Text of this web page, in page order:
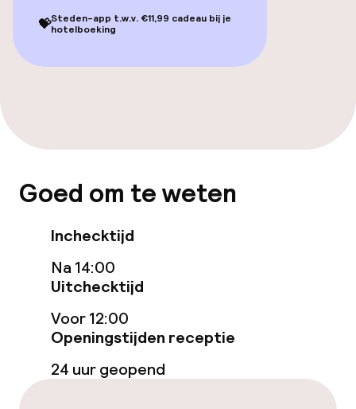
Bar
Eet- en drinkdiensten
Roomservice
Faciliteiten en diensten voor kinderen
Babysitservice
Schoonmaakvoorzieningen
Wasservice
Zakelijke faciliteiten
💝Steden-app t.w.v. €11,99 cadeau bij je
hotelboeking
Goed om te weten
Inchecktijd
Na 14:00
Uitchecktijd
Voor 12:00
Openingstijden receptie
24 uur geopend